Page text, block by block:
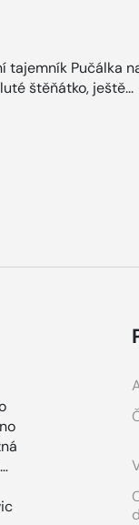
tajemník Pučálka
štěňátko, ještě...